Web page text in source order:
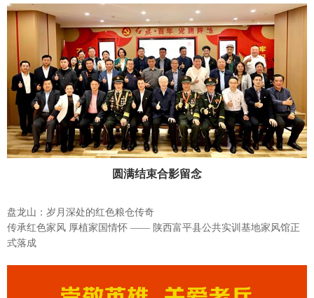
圆满结束合影留念
盘龙山：岁月深处的红色粮仓传奇
传承红色家风 厚植家国情怀 —— 陕西富平县公共实训基地家风馆正
式落成